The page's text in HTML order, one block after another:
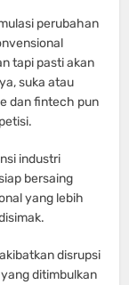
perubahan
tapi pasti akan
suka atau
dan fintech pun
industri
bersaing
yang lebih
disrupsi
ditimbulkan